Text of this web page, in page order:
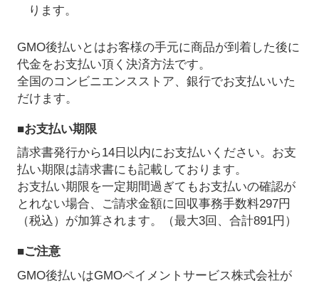
ります。
GMO後払いとはお客様の手元に商品が到着した後に
代金をお支払い頂く決済方法です。
全国のコンビニエンスストア、銀行でお支払いいた
だけます。
■お支払い期限
請求書発行から14日以内にお支払いください。お支
払い期限は請求書にも記載しております。
お支払い期限を一定期間過ぎてもお支払いの確認が
とれない場合、ご請求金額に回収事務手数料297円
（税込）が加算されます。（最大3回、合計891円）
■ご注意
GMO後払いはGMOペイメントサービス株式会社が